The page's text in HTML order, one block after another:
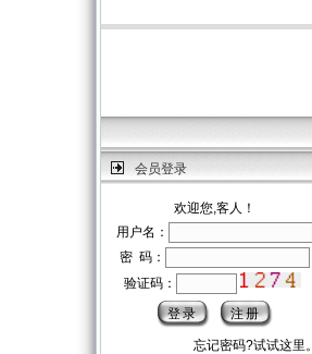
会员登录
欢迎您,客人！
用户名：
密 码：
验证码：
忘记密码?试试这里。